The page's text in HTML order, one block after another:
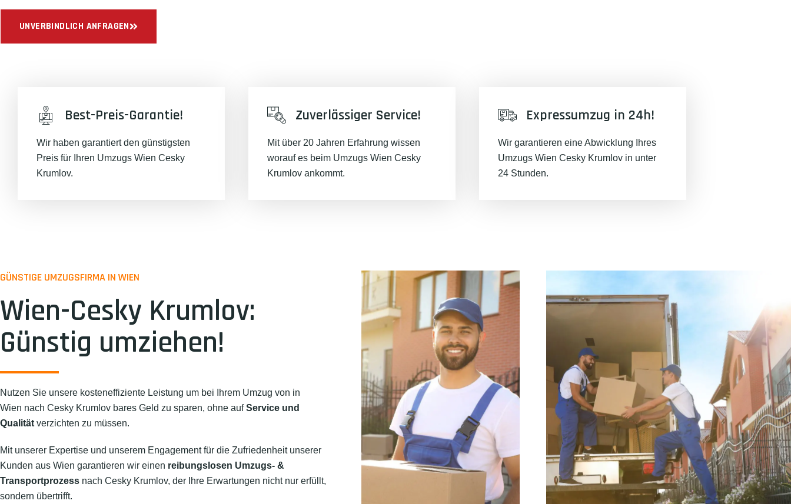
UNVERBINDLICH ANFRAGEN
Best-Preis-Garantie!
Wir haben garantiert den günstigsten
Preis für Ihren Umzugs Wien Cesky
Krumlov.
Zuverlässiger Service!
Mit über 20 Jahren Erfahrung wissen
worauf es beim Umzugs Wien Cesky
Krumlov ankommt.
Expressumzug in 24h!
Wir garantieren eine Abwicklung Ihres
Umzugs Wien Cesky Krumlov in unter
24 Stunden.
GÜNSTIGE UMZUGSFIRMA IN WIEN
Wien-Cesky Krumlov:
Günstig umziehen!
Nutzen Sie unsere kosteneffiziente Leistung um bei Ihrem Umzug von in
Wien nach Cesky Krumlov bares Geld zu sparen, ohne aufService und
Qualität verzichten zu müssen.
Mit unserer Expertise und unserem Engagement für die Zufriedenheit unserer
Kunden aus Wien garantieren wir einen reibungslosen Umzugs- &
Transportprozess nach Cesky Krumlov, der Ihre Erwartungen nicht nur erfüllt,
sondern übertrifft.